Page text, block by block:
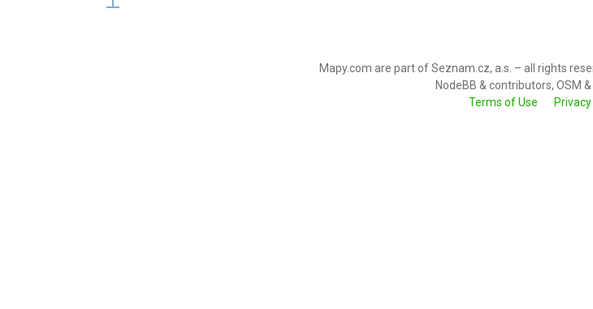
Mapy.com are part of Seznam.cz, a.s. – all rights
NodeBB & contributors, OSM
Terms of Use